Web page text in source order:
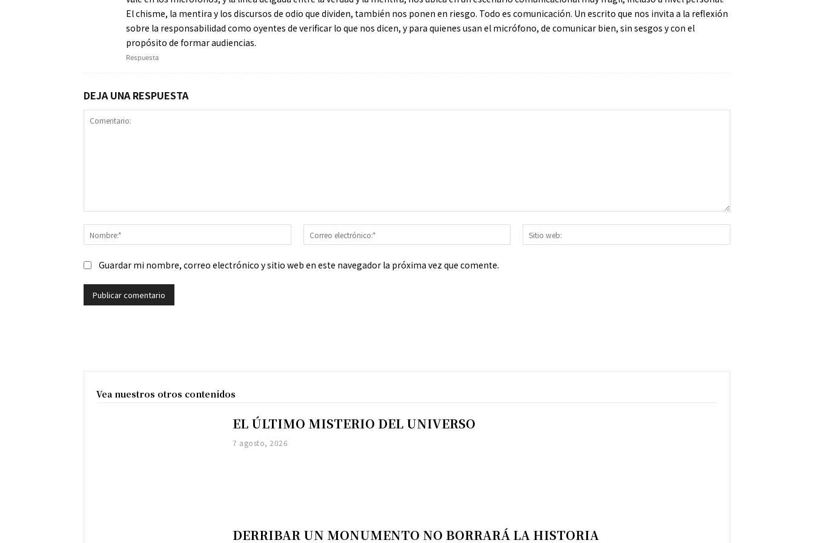
El chisme, la mentira y los discursos de odio que dividen, también nos ponen en riesgo. Todo es comunicación. Un escrito que nos invita a la reflexión
sobre la responsabilidad como oyentes de verificar lo que nos dicen, y para quienes usan el micrófono, de comunicar bien, sin sesgos y con el
propósito de formar audiencias.
Respuesta
DEJA UNA RESPUESTA
Correo
electrónico:*
web:
Guardar mi nombre, correo electrónico y sitio web en este navegador la próxima vez que comente.
Vea nuestros otros contenidos
EL ÚLTIMO MISTERIO DEL UNIVERSO
7 agosto, 2026
DERRIBAR UN MONUMENTO NO BORRARÁ LA HISTORIA